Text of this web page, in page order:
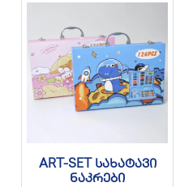
ART-SET სახატავი
ნაკრები